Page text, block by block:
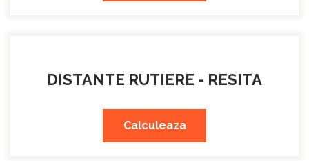
DISTANTE RUTIERE - RESITA
Calculeaza